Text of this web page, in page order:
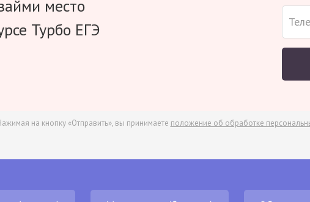
место
Турбо ЕГЭ
на кнопку «Отправить», вы принимаете положение об обработке